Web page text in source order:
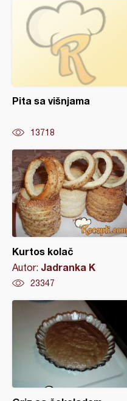
Pita sa višnjama
13718
Kurtos kolač
Autor: Jadranka K
23347